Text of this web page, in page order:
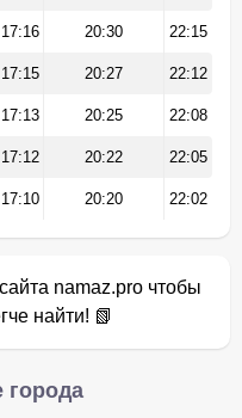
17:16 20:30 22:15
17:15 20:27 22:12
17:13 20:25 22:08
17:12 20:22 22:05
17:10 20:20 22:02
namaz.pro чтобы
найти! 📗